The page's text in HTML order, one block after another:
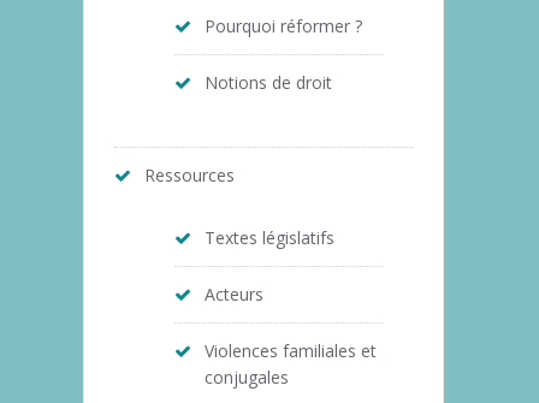
Pourquoi réformer ?
Notions de droit
Ressources
Textes législatifs
Acteurs
Violences familiales et
conjugales